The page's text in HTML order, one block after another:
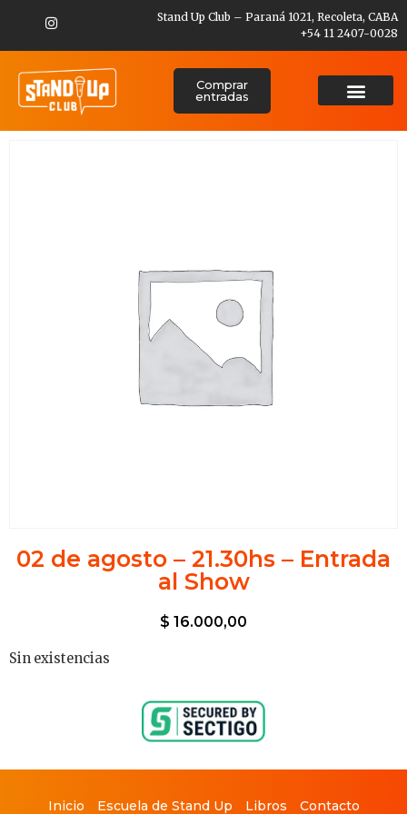
Stand Up Club – Paraná 1021, Recoleta, CABA
+54 11 2407-0028
Comprar
entradas
02 de agosto – 21.30hs – Entrada
al Show
$ 16.000,00
Sin existencias
Inicio Escuela de Stand Up Libros Contacto